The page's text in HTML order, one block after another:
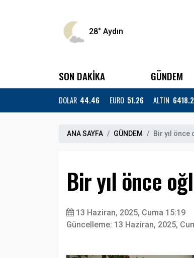
28° Aydın
SON DAKİKA GÜNDEM
DOLAR 44.46 EURO 51.26 ALTIN 6418.2
ANA SAYFA GÜNDEM Bir yıl önce
Bir yıl önce
13 Haziran, 2025, Cuma 15:19
Güncelleme: 13 Haziran, 2025,